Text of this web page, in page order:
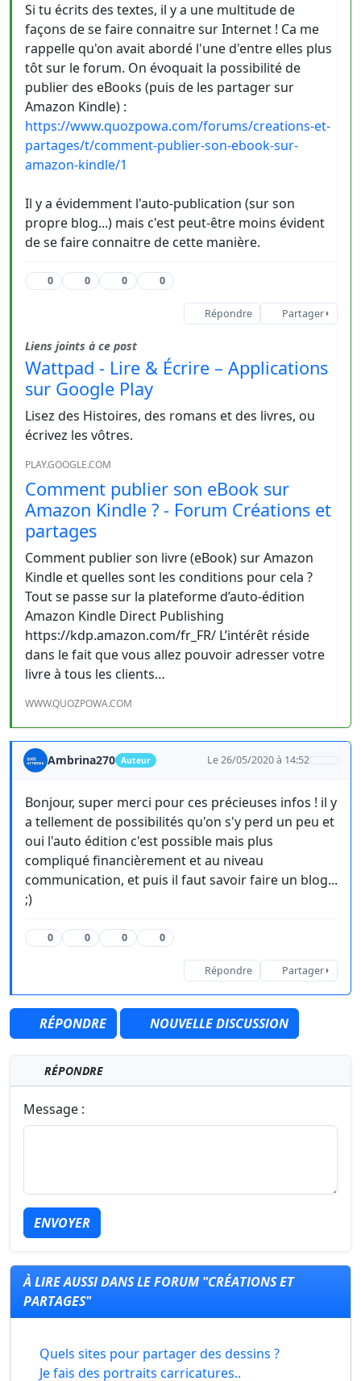
Si tu écrits des textes, il y a une multitude de
façons de se faire connaitre sur Internet ! Ca me
rappelle qu'on avait abordé l'une d'entre elles plus
tôt sur le forum. On évoquait la possibilité de
publier des eBooks (puis de les partager sur
Amazon Kindle) :
https://www.quozpowa.com/forums/creations-et-
partages/t/comment-publier-son-ebook-sur-
amazon-kindle/1
Il y a évidemment l'auto-publication (sur son
propre blog...) mais c'est peut-être moins évident
de se faire connaitre de cette manière.
0 0 0 0
Répondre Partager
Liens joints à ce post
Wattpad - Lire & Écrire – Applications
sur Google Play
Lisez des Histoires, des romans et des livres, ou
écrivez les vôtres.
PLAY.GOOGLE.COM
Comment publier son eBook sur
Amazon Kindle ? - Forum Créations et
partages
Comment publier son livre (eBook) sur Amazon
Kindle et quelles sont les conditions pour cela ?
Tout se passe sur la plateforme d’auto-édition
Amazon Kindle Direct Publishing
https://kdp.amazon.com/fr_FR/ L’intérêt réside
dans le fait que vous allez pouvoir adresser votre
livre à tous les clients…
WWW.QUOZPOWA.COM
Ambrina270 Auteur Le 26/05/2020 à 14:52
Bonjour, super merci pour ces précieuses infos ! il y
a tellement de possibilités qu'on s'y perd un peu et
oui l'auto édition c'est possible mais plus
compliqué financièrement et au niveau
communication, et puis il faut savoir faire un blog...
;)
0 0 0 0
Répondre Partager
RÉPONDRE NOUVELLE DISCUSSION
RÉPONDRE
Message :
ENVOYER
À LIRE AUSSI DANS LE FORUM "CRÉATIONS ET
PARTAGES"
Quels sites pour partager des dessins ?
Je fais des portraits carricatures..